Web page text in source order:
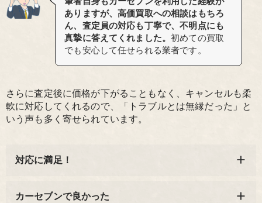
ありますが、高価買取への相談はもちろ
ん、査定員の対応も丁寧で、不明点にも
真摯に答えてくれました。初めての買取
でも安心して任せられる業者です。
さらに査定後に価格が下がることもなく、キャンセルも柔
軟に対応してくれるので、「トラブルとは無縁だった」と
いう声も多く寄せられています。
対応に満足！
カーセブンで良かった